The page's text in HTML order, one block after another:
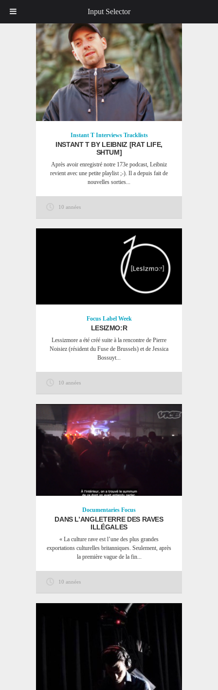
Instant T Interviews Tracklists
INSTANT T BY LEIBNIZ [RAT LIFE,
SHTUM]
Après avoir enregistré notre 173e podcast, Leibniz
revient avec une petite playlist ;-). Il a depuis fait de
nouvelles sorties...
10 années
Focus Label Week
LESIZMO:R
Lessizmore a été créé suite à la rencontre de Pierre
Noisiez (résident du Fuse de Brussels) et de Jessica
Bossuyt...
10 années
Documentaries Focus
DANS L’ANGLETERRE DES RAVES
ILLÉGALES
« La culture rave est l’une des plus grandes
exportations culturelles britanniques. Seulement, après
la première vague de la fin...
10 années
Input Selector